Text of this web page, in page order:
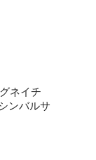
ネイチ
ンバルサ